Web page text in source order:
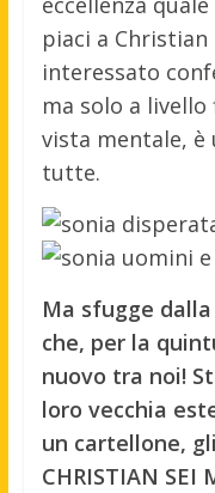
piaci a
interessato
ma solo a
vista mentale, è
tutte.
Ma sfugge
che, per la
nuovo tra noi!
loro vecchia
un cartellone,
CHRISTIAN SEI